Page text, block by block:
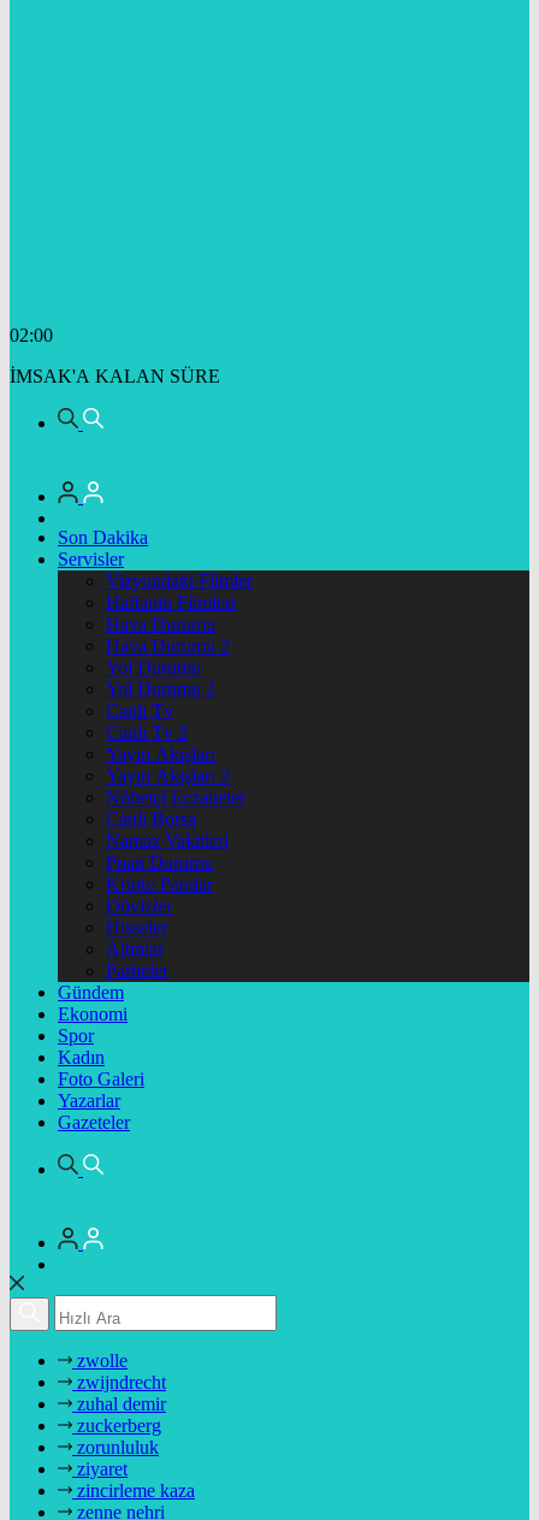
02:00
İMSAK'A KALAN SÜRE
Son Dakika
Servisler
Vizyondaki Filmler
Haftanin Filmleri
Hava Durumu
Hava Durumu 2
Yol Durumu
Yol Durumu 2
Canlı Tv
Canlı Tv 2
Yayın Akışları
Yayın Akışları 2
Nöbetçi Eczaneler
Canlı Borsa
Namaz Vakitleri
Puan Durumu
Kripto Paralar
Dövizler
Hisseler
Altınlar
Pariteler
Gündem
Ekonomi
Spor
Kadın
Foto Galeri
Yazarlar
Gazeteler
zwolle
zwijndrecht
zuhal demir
zuckerberg
zorunluluk
ziyaret
zincirleme kaza
zenne nehri